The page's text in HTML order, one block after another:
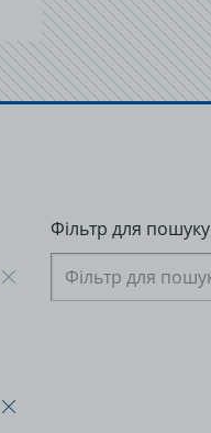
Фільтр для пошуку